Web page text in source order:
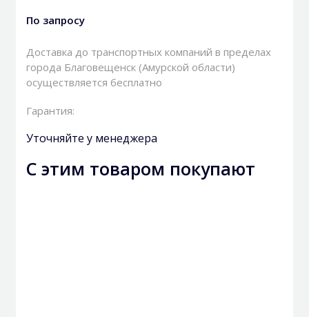
По запросу
Доставка до транспортных компаний в пределах
города Благовещенск (Амурской области)
осуществляется бесплатно
Гарантия:
Уточняйте у менеджера
С этим товаром покупают